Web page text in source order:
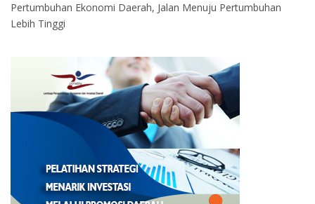
Pertumbuhan Ekonomi Daerah, Jalan Menuju Pertumbuhan
Lebih Tinggi